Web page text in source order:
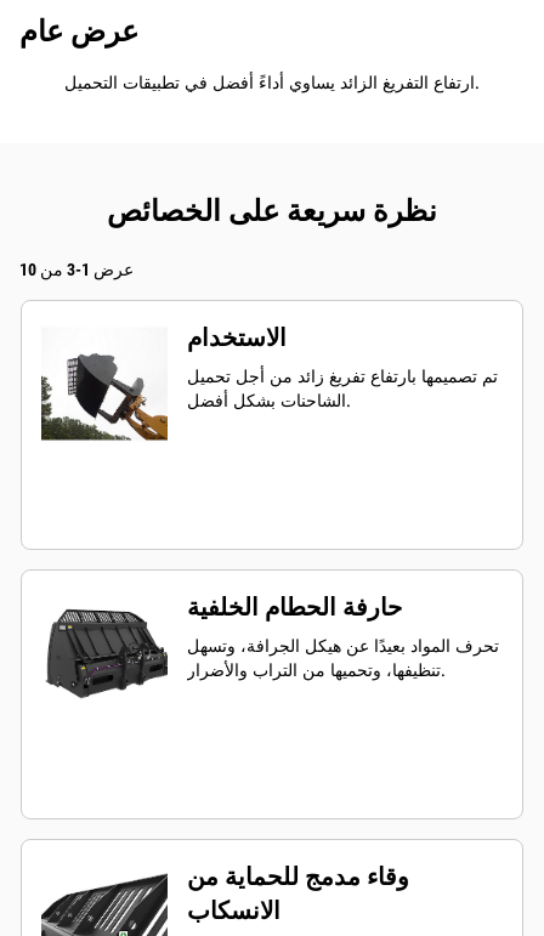
عرض عام
ارتفاع التفريغ الزائد يساوي أداءً أفضل في تطبيقات التحميل.
نظرة سريعة على الخصائص
عرض 1-3 من 10
الاستخدام
تم تصميمها بارتفاع تفريغ زائد من أجل تحميل
الشاحنات بشكل أفضل.
حارفة الحطام الخلفية
تحرف المواد بعيدًا عن هيكل الجرافة، وتسهل
تنظيفها، وتحميها من التراب والأضرار.
وقاء مدمج للحماية من
الانسكاب